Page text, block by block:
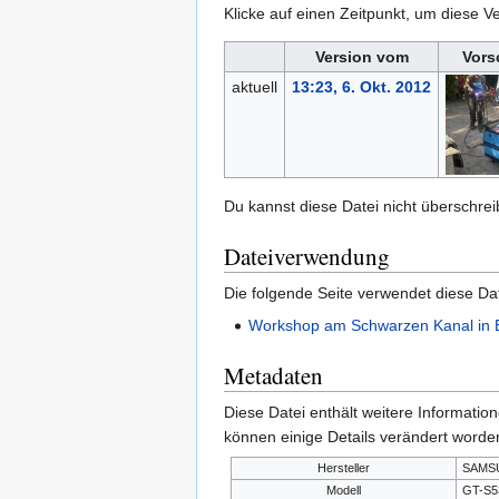
Klicke auf einen Zeitpunkt, um diese
Version vom
aktuell
13:23, 6. Okt. 2012
Du kannst diese Datei nicht
Dateiverwendung
Die folgende Seite verwendet diese
Workshop am Schwarzen Kanal in
Metadaten
Diese Datei enthält weitere
können einige Details verändert
Hersteller
Modell
GT-